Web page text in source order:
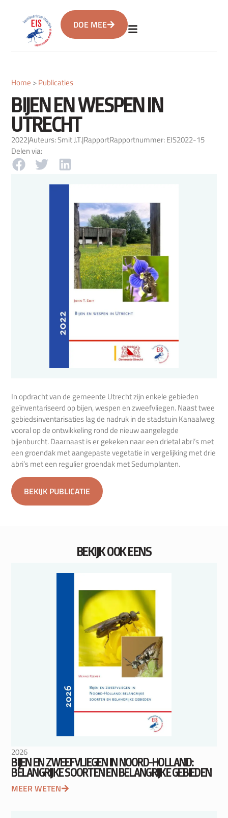
DOE MEE
Home >Publicaties
BIJEN EN WESPEN IN
UTRECHT
2022|Auteurs: Smit J.T.|RapportRapportnummer: EIS2022-15
Delen via:
In opdracht van de gemeente Utrecht zijn enkele gebieden
geïnventariseerd op bijen, wespen en zweefvliegen. Naast twee
gebiedsinventarisaties lag de nadruk in de stadstuin Kanaalweg
vooral op de ontwikkeling rond de nieuw aangelegde
bijenburcht. Daarnaast is er gekeken naar een drietal abri’s met
een groendak met aangepaste vegetatie in vergelijking met drie
abri’s met een regulier groendak met Sedumplanten.
BEKIJK PUBLICATIE
BEKIJK OOK EENS
2026
BIJEN EN ZWEEFVLIEGEN IN NOORD-HOLLAND:
BELANGRIJKE SOORTEN EN BELANGRIJKE GEBIEDEN
MEER WETEN